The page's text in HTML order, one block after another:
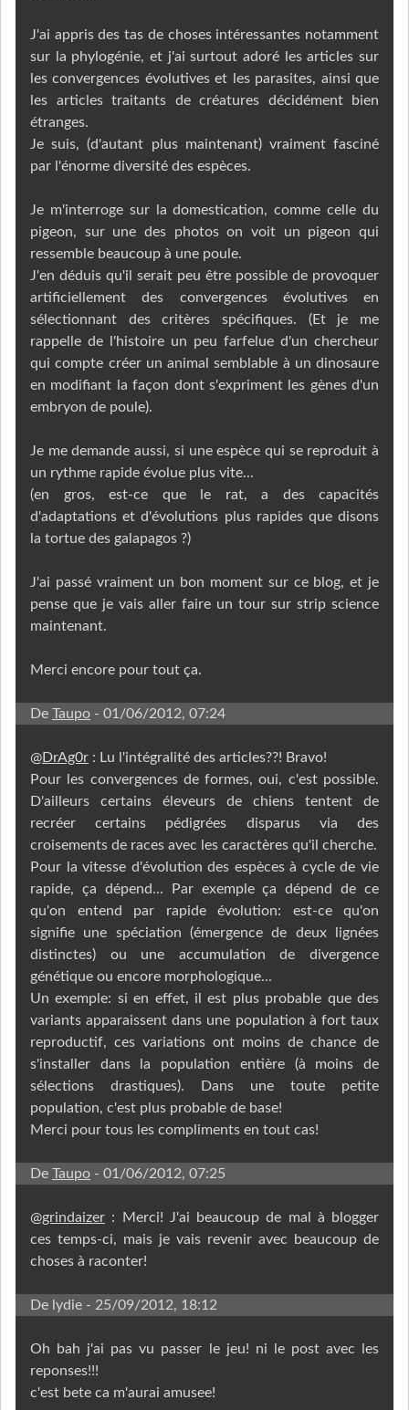
J'ai appris des tas de choses intéressantes notamment
sur la phylogénie, et j'ai surtout adoré les articles sur
les convergences évolutives et les parasites, ainsi que
les articles traitants de créatures décidément bien
étranges.
Je suis, (d'autant plus maintenant) vraiment fasciné
par l'énorme diversité des espèces.
Je m'interroge sur la domestication, comme celle du
pigeon, sur une des photos on voit un pigeon qui
ressemble beaucoup à une poule.
J'en déduis qu'il serait peu être possible de provoquer
artificiellement des convergences évolutives en
sélectionnant des critères spécifiques. (Et je me
rappelle de l'histoire un peu farfelue d'un chercheur
qui compte créer un animal semblable à un dinosaure
en modifiant la façon dont s'expriment les gènes d'un
embryon de poule).
Je me demande aussi, si une espèce qui se reproduit à
un rythme rapide évolue plus vite...
(en gros, est-ce que le rat, a des capacités
d'adaptations et d'évolutions plus rapides que disons
la tortue des galapagos ?)
J'ai passé vraiment un bon moment sur ce blog, et je
pense que je vais aller faire un tour sur strip science
maintenant.
Merci encore pour tout ça.
De Taupo - 01/06/2012, 07:24
@DrAg0r : Lu l'intégralité des articles??! Bravo!
Pour les convergences de formes, oui, c'est possible.
D'ailleurs certains éleveurs de chiens tentent de
recréer certains pédigrées disparus via des
croisements de races avec les caractères qu'il cherche.
Pour la vitesse d'évolution des espèces à cycle de vie
rapide, ça dépend... Par exemple ça dépend de ce
qu'on entend par rapide évolution: est-ce qu'on
signifie une spéciation (émergence de deux lignées
distinctes) ou une accumulation de divergence
génétique ou encore morphologique...
Un exemple: si en effet, il est plus probable que des
variants apparaissent dans une population à fort taux
reproductif, ces variations ont moins de chance de
s'installer dans la population entière (à moins de
sélections drastiques). Dans une toute petite
population, c'est plus probable de base!
Merci pour tous les compliments en tout cas!
De Taupo - 01/06/2012, 07:25
@grindaizer : Merci! J'ai beaucoup de mal à blogger
ces temps-ci, mais je vais revenir avec beaucoup de
choses à raconter!
De lydie - 25/09/2012, 18:12
Oh bah j'ai pas vu passer le jeu! ni le post avec les
reponses!!!
c'est bete ca m'aurai amusee!